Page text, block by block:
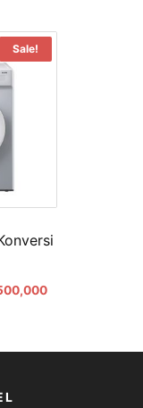
Sale!
Current